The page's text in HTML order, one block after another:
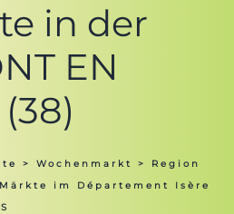
in der
EN
> Wochenmarkt > Region
im Département Isère